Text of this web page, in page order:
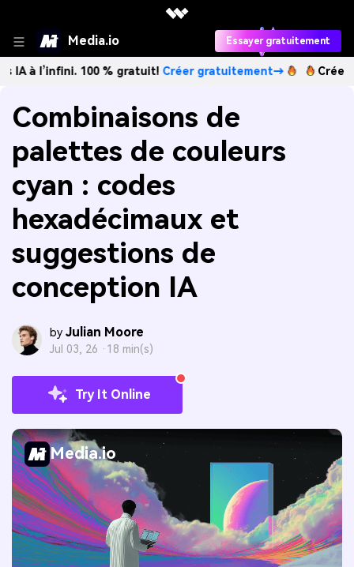
Media.io Essayer gratuitement
100 % gratuit!Créer gratuitement→ Créez des
Combinaisons de
palettes de couleurs
cyan : codes
hexadécimaux et
suggestions de
conception IA
by Julian Moore
Jul 03, 26 · 18 min(s)
Try It Online
Media.io